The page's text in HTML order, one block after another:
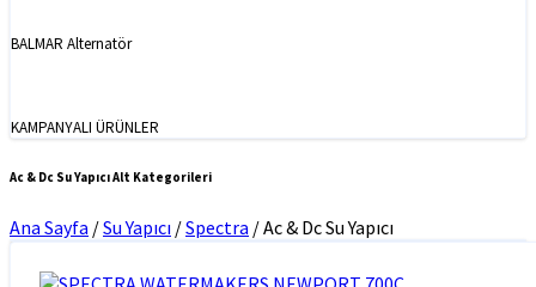
BALMAR Alternatör
KAMPANYALI ÜRÜNLER
Ac & Dc Su Yapıcı Alt Kategorileri
Ana Sayfa /Su Yapıcı /Spectra /Ac & Dc Su Yapıcı